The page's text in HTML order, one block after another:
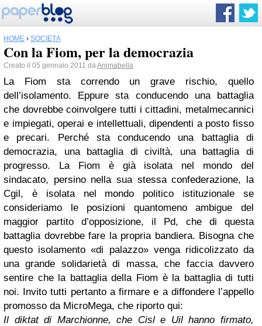
HOME › SOCIETÀ
Con la Fiom, per la democrazia
Creato il 05 gennaio 2011 daAnimabella
La Fiom sta correndo un grave rischio, quello
dell’isolamento. Eppure sta conducendo una battaglia
che dovrebbe coinvolgere tutti i cittadini, metalmecannici
e impiegati, operai e intellettuali, dipendenti a posto fisso
e precari. Perché sta conducendo una battaglia di
democrazia, una battaglia di civiltà, una battaglia di
progresso. La Fiom è già isolata nel mondo del
sindacato, persino nella sua stessa confederazione, la
Cgil, è isolata nel mondo politico istituzionale se
consideriamo le posizioni quantomeno ambigue del
maggior partito d’opposizione, il Pd, che di questa
battaglia dovrebbe fare la propria bandiera. Bisogna che
questo isolamento «di palazzo» venga ridicolizzato da
una grande solidarietà di massa, che faccia davvero
sentire che la battaglia della Fiom è la battaglia di tutti
noi. Invito tutti pertanto a firmare e a diffondere l’appello
promosso da MicroMega, che riporto qui:
Il diktat di Marchionne, che Cisl e Uil hanno firmato,